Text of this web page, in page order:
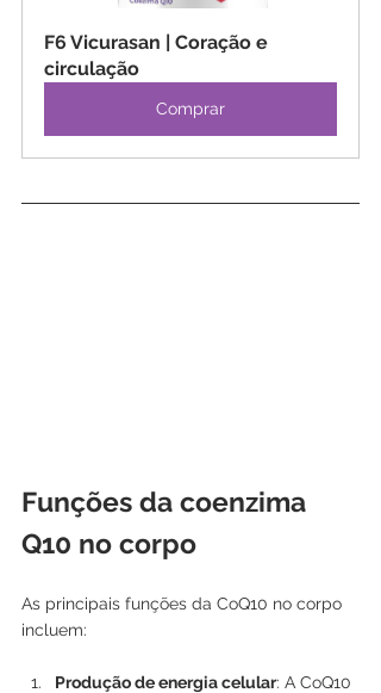
F6 Vicurasan | Coração e
circulação
Comprar
Funções da coenzima
Q10 no corpo
As principais funções da CoQ10 no corpo
incluem:
Produção de energia celular: A CoQ10